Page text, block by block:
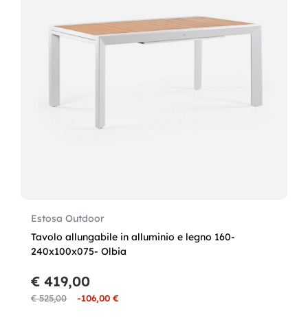
Estosa Outdoor
Tavolo allungabile in alluminio e legno 160-
240x100x075- Olbia
€ 525,00 -106,00 €
€ 419,00